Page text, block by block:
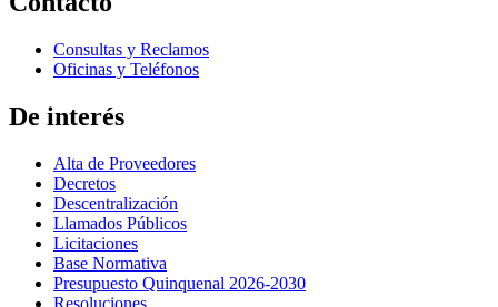
Consultas y Reclamos
Oficinas y Teléfonos
De interés
Alta de Proveedores
Decretos
Descentralización
Llamados Públicos
Licitaciones
Base Normativa
Presupuesto Quinquenal 2026-2030